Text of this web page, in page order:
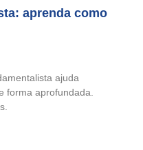
aprenda como
ajuda
forma aprofundada.